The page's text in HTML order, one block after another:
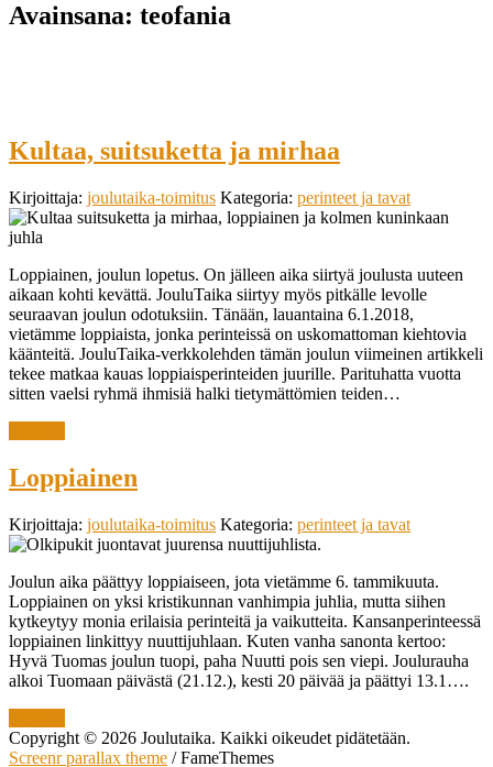
Avainsana: teofania
Kultaa, suitsuketta ja mirhaa
Kirjoittaja: joulutaika-toimitus Kategoria: perinteet ja tavat
Loppiainen, joulun lopetus. On jälleen aika siirtyä joulusta uuteen
aikaan kohti kevättä. JouluTaika siirtyy myös pitkälle levolle
seuraavan joulun odotuksiin. Tänään, lauantaina 6.1.2018,
vietämme loppiaista, jonka perinteissä on uskomattoman kiehtovia
käänteitä. JouluTaika-verkkolehden tämän joulun viimeinen artikkeli
tekee matkaa kauas loppiaisperinteiden juurille. Parituhatta vuotta
sitten vaelsi ryhmä ihmisiä halki tietymättömien teiden…
Loppiainen
Kirjoittaja: joulutaika-toimitus Kategoria: perinteet ja tavat
Joulun aika päättyy loppiaiseen, jota vietämme 6. tammikuuta.
Loppiainen on yksi kristikunnan vanhimpia juhlia, mutta siihen
kytkeytyy monia erilaisia perinteitä ja vaikutteita. Kansanperinteessä
loppiainen linkittyy nuuttijuhlaan. Kuten vanha sanonta kertoo:
Hyvä Tuomas joulun tuopi, paha Nuutti pois sen viepi. Joulurauha
alkoi Tuomaan päivästä (21.12.), kesti 20 päivää ja päättyi 13.1….
Copyright © 2026 Joulutaika. Kaikki oikeudet pidätetään.
Screenr parallax theme / FameThemes